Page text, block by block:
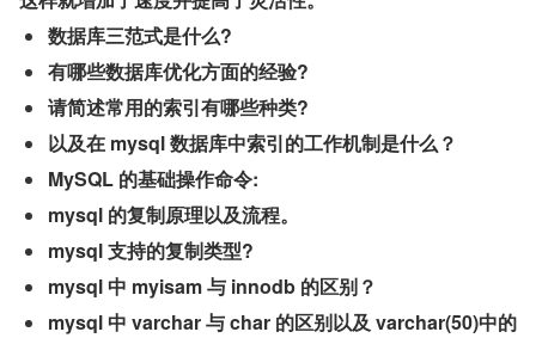
数据库三范式是什么?
有哪些数据库优化方面的经验?
请简述常用的索引有哪些种类?
以及在 mysql 数据库中索引的工作机制是什么？
MySQL 的基础操作命令:
mysql 的复制原理以及流程。
mysql 支持的复制类型?
mysql 中 myisam 与 innodb 的区别？
mysql 中 varchar 与 char 的区别以及 varchar(50)中的